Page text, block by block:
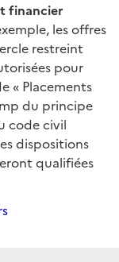
financier
les offres
restreint
pour
« Placements
du principe
code civil
dispositions
qualifiées